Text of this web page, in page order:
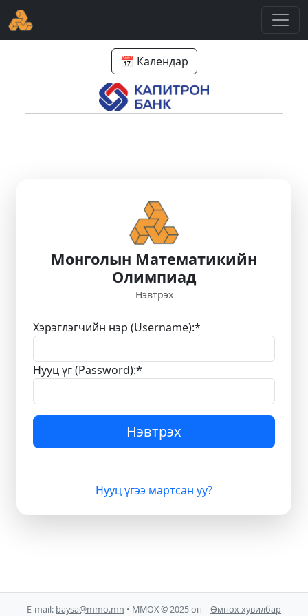
📅 Календар
Монголын Математикийн
Олимпиад
Нэвтрэх
Хэрэглэгчийн нэр (Username):*
Нууц үг (Password):*
Нэвтрэх
Нууц үгээ мартсан уу?
E-mail: baysa@mmo.mn • ММОХ © 2025 он Өмнөх хувилбар